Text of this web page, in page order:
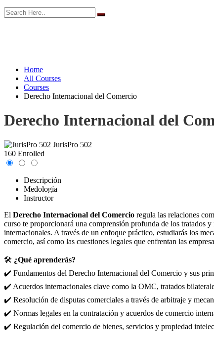
Home
All Courses
Courses
Derecho Internacional del Comercio
Derecho Internacional del
JurisPro 502
160 Enrolled
Descripción
Medología
Instructor
El Derecho Internacional del Comercio regula las relaciones
curso te proporcionará una comprensión profunda de los tratados
internacionales. A través de un enfoque práctico, estudiarás los
comercio, así como las cuestiones legales que enfrentan las
🛠️ ¿Qué aprenderás?
✔️ Fundamentos del Derecho Internacional del Comercio y sus
✔️ Acuerdos internacionales clave como la OMC, tratados
✔️ Resolución de disputas comerciales a través de arbitraje y
✔️ Normas legales en la contratación y acuerdos de comercio
✔️ Regulación del comercio de bienes, servicios y propiedad